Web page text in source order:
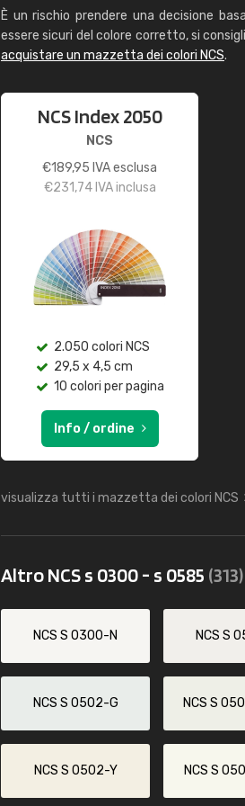
È un rischio prendere una decisione
essere sicuri del colore corretto, si
acquistare un mazzetta dei colori NCS.
NCS Index 2050
NCS
€189,95 IVA esclusa
€231,74IVA inclusa
2.050 colori NCS
29,5 x 4,5 cm
10 colori per pagina
Info / ordine
visualizza tutti i mazzetta dei colori NCS
Altro NCS s 0300 - s 0585 (313)
NCS S 0300-N NCS S
NCS S 0502-G NCS S
NCS S 0502-Y NCS S